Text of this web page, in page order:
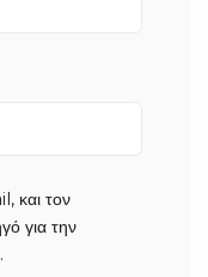
και τον
για την